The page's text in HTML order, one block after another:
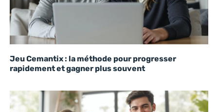
Jeu Cemantix : la méthode pour progresser
rapidement et gagner plus souvent